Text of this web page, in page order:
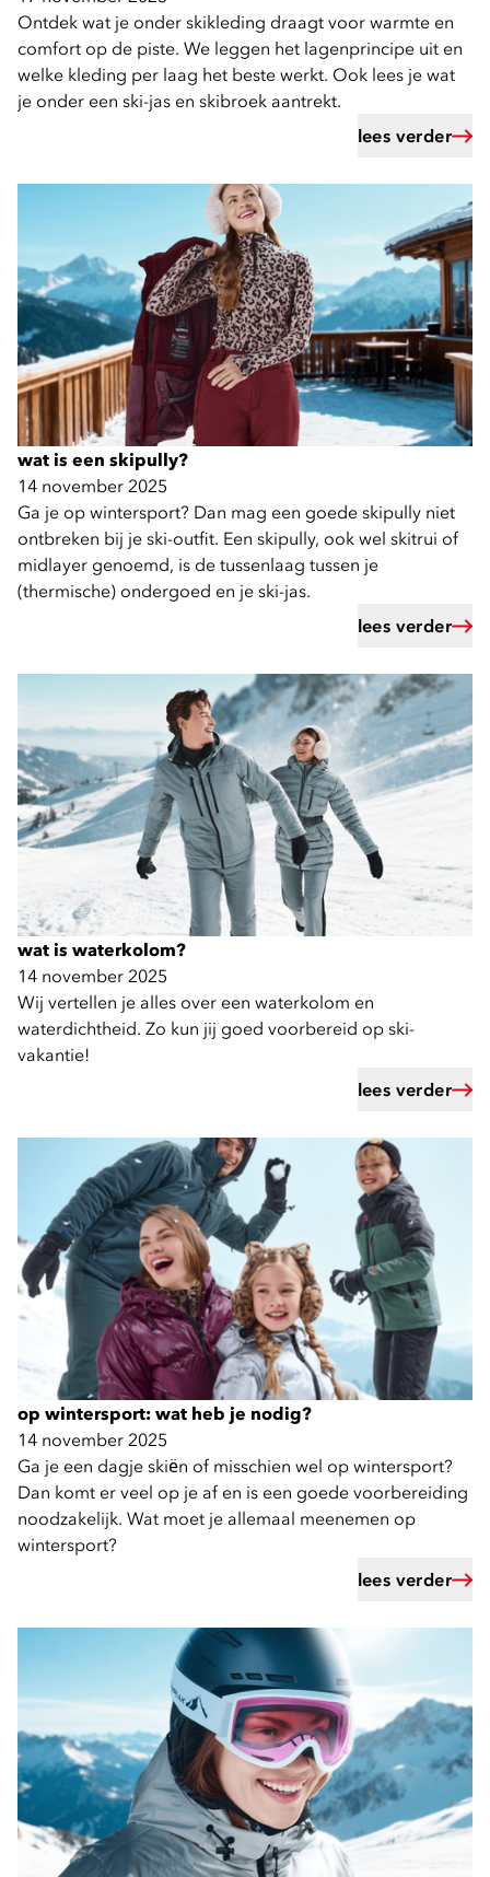
Ontdek wat je onder skikleding draagt voor warmte en
comfort op de piste. We leggen het lagenprincipe uit en
welke kleding per laag het beste werkt. Ook lees je wat
je onder een ski-jas en skibroek aantrekt.
lees verder
wat is een skipully?
14 november 2025
Ga je op wintersport? Dan mag een goede skipully niet
ontbreken bij je ski-outfit. Een skipully, ook wel skitrui of
midlayer genoemd, is de tussenlaag tussen je
(thermische) ondergoed en je ski-jas.
lees verder
wat is waterkolom?
14 november 2025
Wij vertellen je alles over een waterkolom en
waterdichtheid. Zo kun jij goed voorbereid op ski-
vakantie!
lees verder
op wintersport: wat heb je nodig?
14 november 2025
Ga je een dagje skiën of misschien wel op wintersport?
Dan komt er veel op je af en is een goede voorbereiding
noodzakelijk. Wat moet je allemaal meenemen op
wintersport?
lees verder